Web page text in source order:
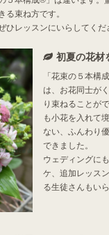
る束ね方です。
ひレッスンにいらしてくだ
初夏の花材
「花束の５本構
は、お花同士が
り束ねることが
も小花を入れて
ない、ふんわり
できました。
ウェディングに
ケ、追加レッス
る生徒さんもい